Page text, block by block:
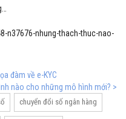
n37676-nhung-thach-thuc-nao-
đàm về e-KYC
nào cho những mô hình mới? >
chuyển đổi số ngân hàng